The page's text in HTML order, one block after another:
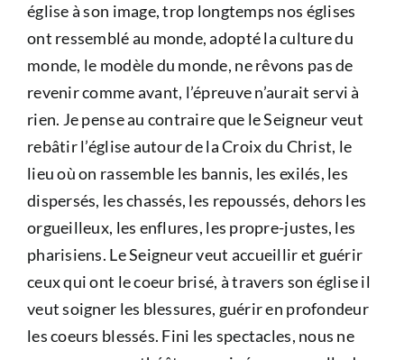
église à son image, trop longtemps nos églises
ont ressemblé au monde, adopté la culture du
monde, le modèle du monde, ne rêvons pas de
revenir comme avant, l’épreuve n’aurait servi à
rien. Je pense au contraire que le Seigneur veut
rebâtir l’église autour de la Croix du Christ, le
lieu où on rassemble les bannis, les exilés, les
dispersés, les chassés, les repoussés, dehors les
orgueilleux, les enflures, les propre-justes, les
pharisiens. Le Seigneur veut accueillir et guérir
ceux qui ont le coeur brisé, à travers son église il
veut soigner les blessures, guérir en profondeur
les coeurs blessés. Fini les spectacles, nous ne